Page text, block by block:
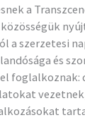
a
a szerzetesi
és
foglalkoznak: